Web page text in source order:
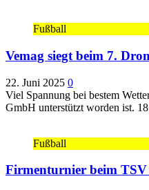
Fußball
Vemag siegt beim 7.
22. Juni 2025 0
Viel Spannung bei bestem
GmbH unterstützt worden ist.
Fußball
Firmenturnier beim TSV